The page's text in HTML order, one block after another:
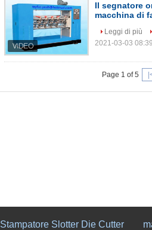
Il segnatore
macchina di
Leggi di più
2021-03-03
Page 1 of 5
Stampatore Slotter Die Cutter